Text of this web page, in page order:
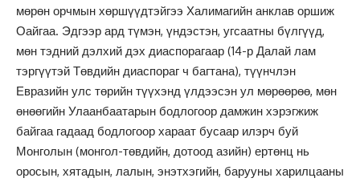
мөрөн орчмын хөршүүдтэйгээ Халимагийн анклав оршиж
Оайгаа. Эдгээр ард түмэн, үндэстэн, угсаатны бүлгүүд,
мөн тэдний дэлхий дэх диаспорагаар (14-р Далай лам
тэргүүтэй Төвдийн диаспораг ч багтана), түүнчлэн
Евразийн улс төрийн түүхэнд үлдээсэн ул мөрөөрөө, мөн
өнөөгийн Улаанбаатарын бодлогоор дамжин хэрэгжиж
байгаа гадаад бодлогоор хараат бусаар илэрч буй
Монголын (монгол-төвдийн, дотоод азийн) ертөнц нь
оросын, хятадын, лалын, энэтхэгийн, барууны харилцааны